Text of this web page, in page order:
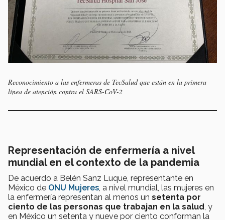
Reconocimiento a las enfermeras de TecSalud que están en la primera
línea de atención contra el SARS-CoV-2
Representación de enfermería a nivel
mundial en el contexto de la pandemia
De acuerdo a Belén Sanz Luque, representante en
México de ONU Mujeres, a nivel mundial, las mujeres en
la enfermería representan al menos un setenta por
ciento de las personas que trabajan en la salud, y
en México un setenta y nueve por ciento conforman la